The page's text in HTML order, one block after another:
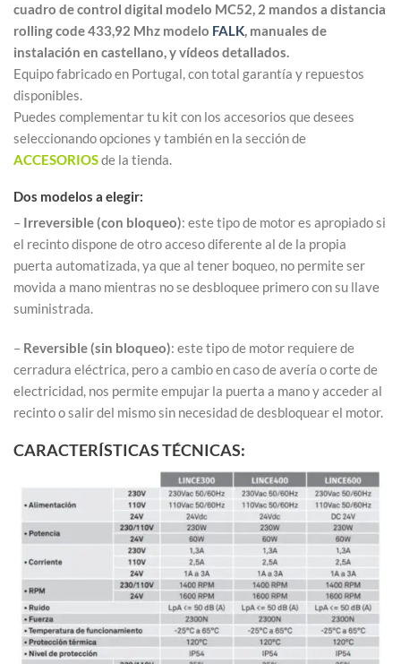
cuadro de control digital modelo MC52, 2 mandos a distancia
rolling code 433,92 Mhz modelo FALK, manuales de
instalación en castellano, y vídeos detallados.
Equipo fabricado en Portugal, con total garantía y repuestos
disponibles.
Puedes complementar tu kit con los accesorios que desees
seleccionando opciones y también en la sección de
ACCESORIOSde la tienda.
Dos modelos a elegir:
– Irreversible (con bloqueo): este tipo de motor es apropiado si
el recinto dispone de otro acceso diferente al de la propia
puerta automatizada, ya que al tener boqueo, no permite ser
movida a mano mientras no se desbloquee primero con su llave
suministrada.
– Reversible (sin bloqueo): este tipo de motor requiere de
cerradura eléctrica, pero a cambio en caso de avería o corte de
electricidad, nos permite empujar la puerta a mano y acceder al
recinto o salir del mismo sin necesidad de desbloquear el motor.
CARACTERÍSTICAS TÉCNICAS: